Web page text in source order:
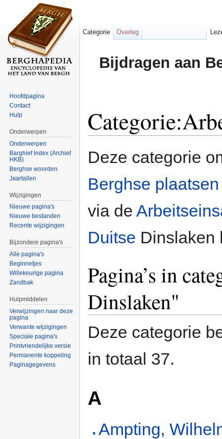
Bijdragen aan
Deze categorie
Berghse plaatsen
via de
Duitse Dinslaken
Pagina’s in
Dinslaken"
Deze categorie
in totaal 37.
A
Ampting,
Categorie Overleg
Hoofdpagina
Contact
Hulp
Onderwerpen
Onderwerpen
Barghief Index (Archief
HKB)
Berghse woorden
Jaartallen
Wijzigingen
Nieuwe pagina's
Nieuwe bestanden
Recente wijzigingen
Bijzondere pagina's
Alle pagina's
Beginnetjes
Willekeurige pagina
Zandbak
Hulpmiddelen
Verwijzingen naar deze
pagina
Verwante wijzigingen
Speciale pagina's
Printvriendelijke versie
Permanente koppeling
Paginagegevens